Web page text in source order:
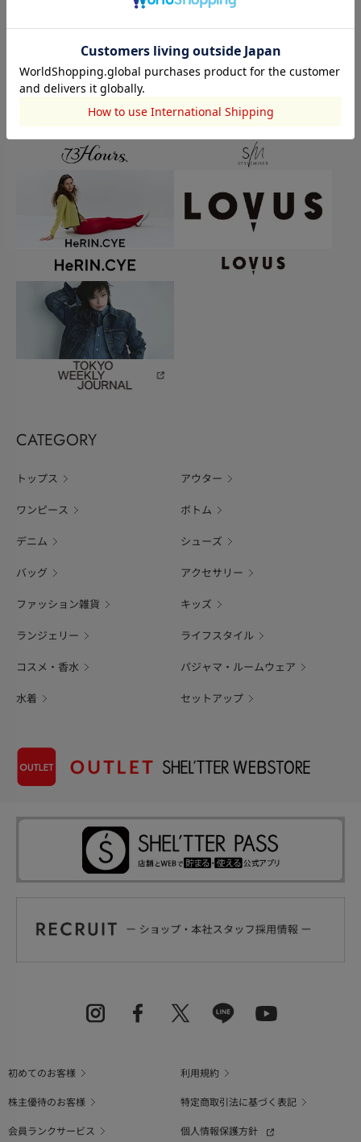
CATEGORY
トップス アウター
ワンピース ボトム
デニム シューズ
バッグ アクセサリー
ファッション雑貨 キッズ
ランジェリー ライフスタイル
コスメ・香水 パジャマ・ルームウェア
水着 セットアップ
初めてのお客様
利用規約
株主優待のお客様
特定商取引法に基づく表記
会員ランクサービス
個人情報保護方針